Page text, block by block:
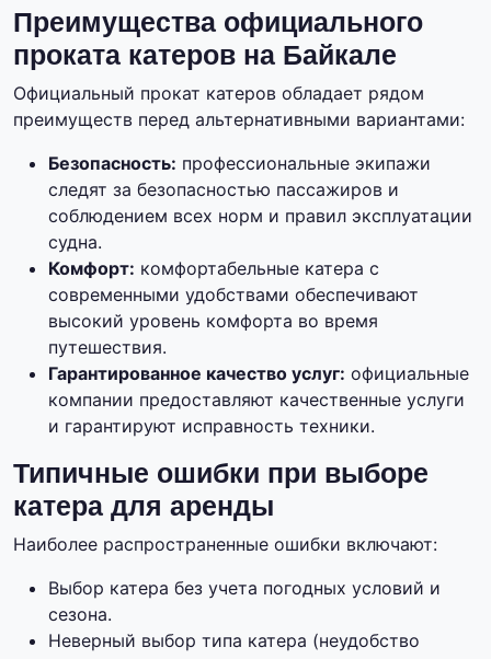
Преимущества официального
проката катеров на Байкале
Официальный прокат катеров обладает рядом
преимуществ перед альтернативными вариантами:
Безопасность: профессиональные экипажи
следят за безопасностью пассажиров и
соблюдением всех норм и правил эксплуатации
судна.
Комфорт: комфортабельные катера с
современными удобствами обеспечивают
высокий уровень комфорта во время
путешествия.
Гарантированное качество услуг: официальные
компании предоставляют качественные услуги
и гарантируют исправность техники.
Типичные ошибки при выборе
катера для аренды
Наиболее распространенные ошибки включают:
Выбор катера без учета погодных условий и
сезона.
Неверный выбор типа катера (неудобство